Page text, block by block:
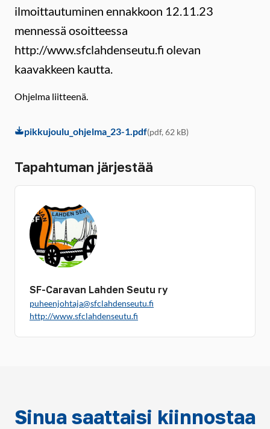
ilmoittautuminen ennakkoon 12.11.23
mennessä osoitteessa
http://www.sfclahdenseutu.fi olevan
kaavakkeen kautta.
Ohjelma liitteenä.
pikkujoulu_ohjelma_23-1.pdf(pdf, 62 kB)
Tapahtuman järjestää
SF-Caravan Lahden Seutu ry
puheenjohtaja@sfclahdenseutu.fi
http://www.sfclahdenseutu.fi
Sinua saattaisi kiinnostaa